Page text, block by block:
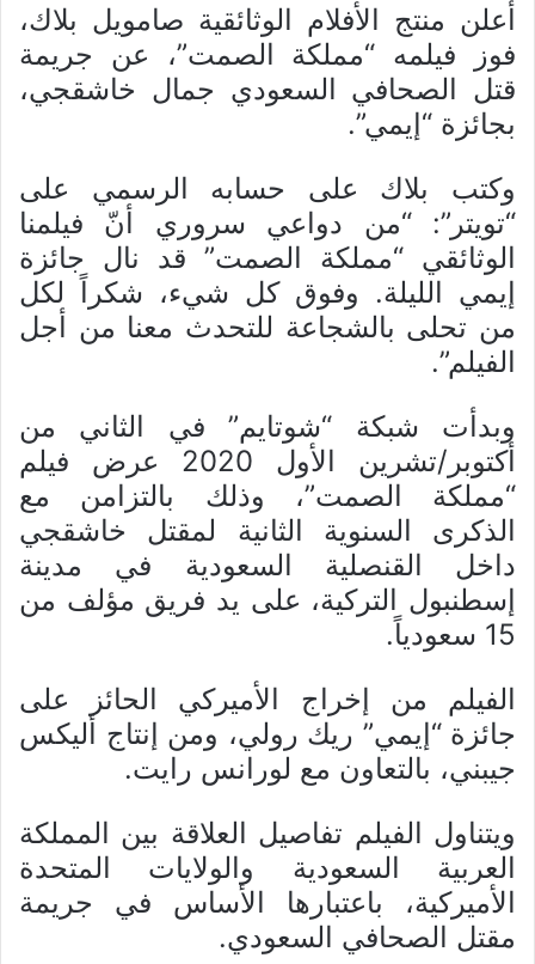
أعلن منتج الأفلام الوثائقية صامويل بلاك،
فوز فيلمه “مملكة الصمت”، عن جريمة
قتل الصحافي السعودي جمال خاشقجي،
بجائزة “إيمي”.
وكتب بلاك على حسابه الرسمي على
“تويتر”: “من دواعي سروري أنّ فيلمنا
الوثائقي “مملكة الصمت” قد نال جائزة
إيمي الليلة. وفوق كل شيء، شكراً لكل
من تحلى بالشجاعة للتحدث معنا من أجل
الفيلم”.
وبدأت شبكة “شوتايم” في الثاني من
أكتوبر/تشرين الأول 2020 عرض فيلم
“مملكة الصمت”، وذلك بالتزامن مع
الذكرى السنوية الثانية لمقتل خاشقجي
داخل القنصلية السعودية في مدينة
إسطنبول التركية، على يد فريق مؤلف من
15 سعودياً.
الفيلم من إخراج الأميركي الحائز على
جائزة “إيمي” ريك رولي، ومن إنتاج أليكس
جيبني، بالتعاون مع لورانس رايت.
ويتناول الفيلم تفاصيل العلاقة بين المملكة
العربية السعودية والولايات المتحدة
الأميركية، باعتبارها الأساس في جريمة
مقتل الصحافي السعودي.